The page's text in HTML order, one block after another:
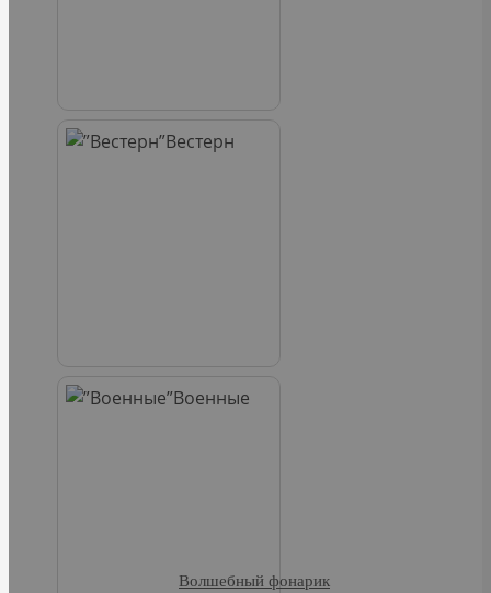
Вестерн
Военные
Волшебный фонарик